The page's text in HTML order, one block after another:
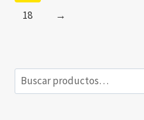
18
→
Buscar
por: